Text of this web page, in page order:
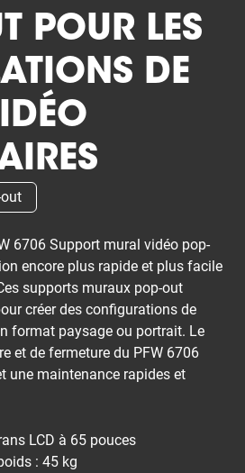
POUR LES
DE
6706 Support mural vidéo pop-
encore plus rapide et plus facile
supports muraux pop-out
créer des configurations de
format paysage ou portrait. Le
et de fermeture du PFW 6706
une maintenance rapides et
LCD à 65 pouces
: 45 kg